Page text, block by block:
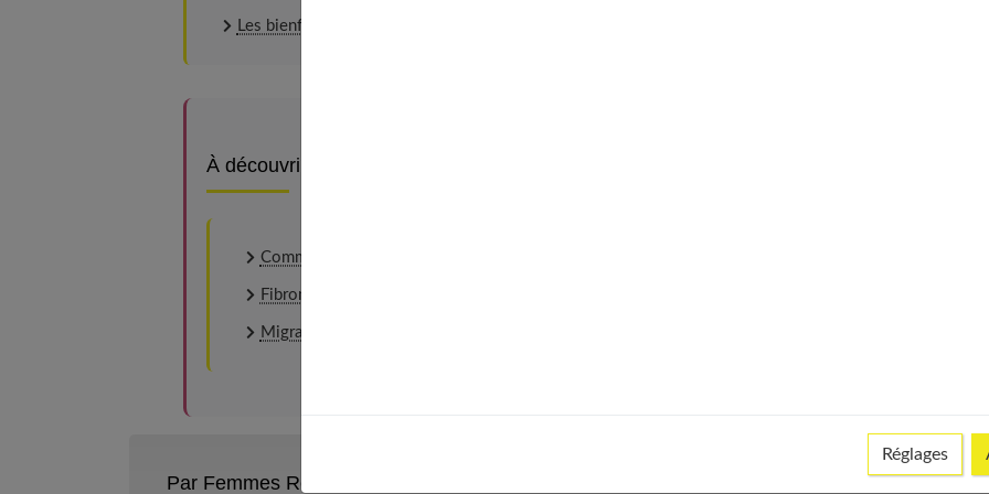
Les bienfaits des écorces
À découvrir aussi
Comment faire pour ne pas devenir alcoolique ?
Fibromes : faut-il opérer ?
Migraine, nausées, jaunisse : est-ce bien le foie ?
Par Femmes References
Réglages